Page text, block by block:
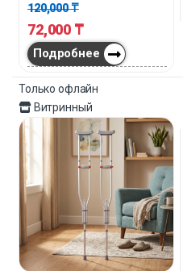
120,000₸
72,000 ₸
Подробнее
Только офлайн
Витринный